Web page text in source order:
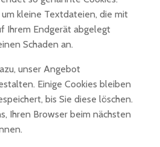
kleine Textdateien, die mit
Ihrem Endgerät abgelegt
Schaden an.
unser Angebot
Einige Cookies bleiben
bis Sie diese löschen.
Ihren Browser beim nächsten